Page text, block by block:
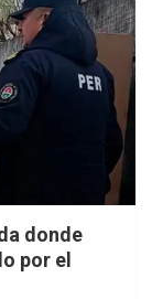
donde
por el